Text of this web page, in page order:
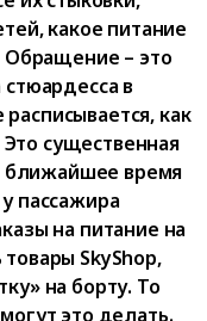
какое питание
Обращение – это
в
как
Это существенная
ближайшее время
пассажира
на питание на
SkyShop,
на борту. То
это делать.